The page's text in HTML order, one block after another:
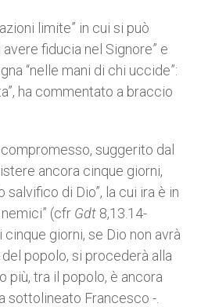
limite” in cui si può
fiducia nel Signore” e
“nelle mani di chi uccide”:
ha commentato a braccio
suggerito dal
ancora cinque giorni,
salvifico di Dio”, la cui ira è in
(cfr Gdt 8,13.14-
giorni, se Dio non avrà
popolo, si procederà alla
più, tra il popolo, è ancora
sottolineato Francesco -.